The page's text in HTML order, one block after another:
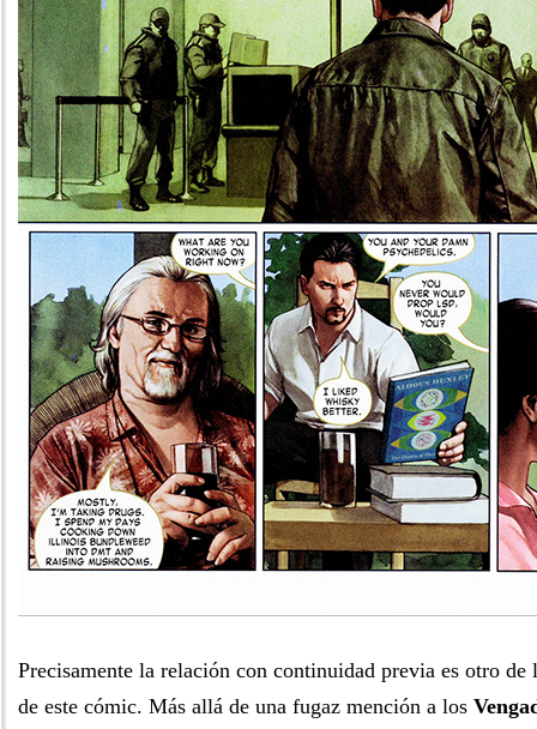
Precisamente la relación con continuidad previa es otro de
de este cómic. Más allá de una fugaz mención a los